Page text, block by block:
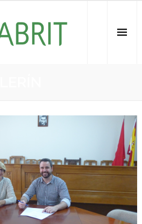
Recopilación del PCI
| Propiedad intelectual